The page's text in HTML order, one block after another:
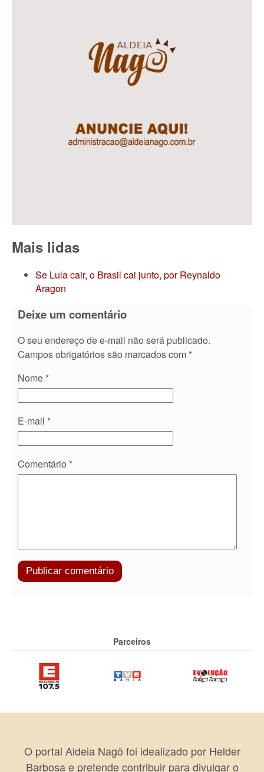
Mais lidas
Se Lula cair, o Brasil cai junto, por Reynaldo
Aragon
Deixe um comentário
O seu endereço de e-mail não será publicado.
Campos obrigatórios são marcados com *
Nome *
E-mail *
Comentário *
Parceiros
O portal Aldeia Nagô foi idealizado por Helder
Barbosa e pretende contribuir para divulgar o